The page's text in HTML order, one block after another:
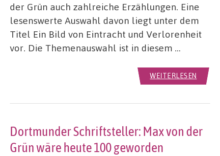
der Grün auch zahlreiche Erzählungen. Eine
lesenswerte Auswahl davon liegt unter dem
Titel Ein Bild von Eintracht und Verlorenheit
vor. Die Themenauswahl ist in diesem …
WEITERLESEN
Dortmunder Schriftsteller: Max von der
Grün wäre heute 100 geworden